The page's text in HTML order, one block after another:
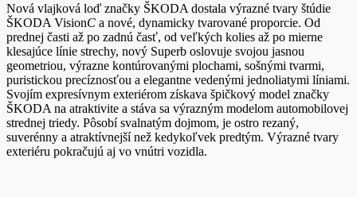
Nová vlajková loď značky ŠKODA dostala výrazné tvary štúdie
ŠKODA VisionC a nové, dynamicky tvarované proporcie. Od
prednej časti až po zadnú časť, od veľkých kolies až po mierne
klesajúce línie strechy, nový Superb oslovuje svojou jasnou
geometriou, výrazne kontúrovanými plochami, sošnými tvarmi,
puristickou precíznosťou a elegantne vedenými jednoliatymi líniami.
Svojím expresívnym exteriérom získava špičkový model značky
ŠKODA na atraktivite a stáva sa výrazným modelom automobilovej
strednej triedy. Pôsobí svalnatým dojmom, je ostro rezaný,
suverénny a atraktívnejší než kedykoľvek predtým. Výrazné tvary
exteriéru pokračujú aj vo vnútri vozidla.